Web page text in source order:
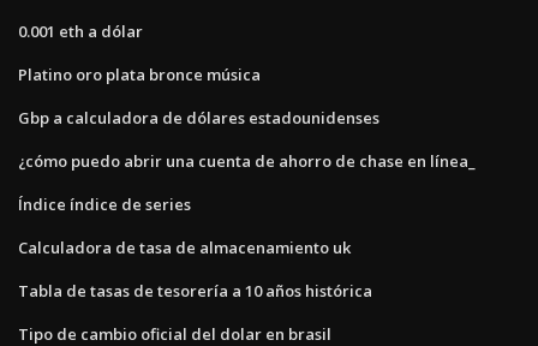
0.001 eth a dólar
Platino oro plata bronce música
Gbp a calculadora de dólares estadounidenses
¿cómo puedo abrir una cuenta de ahorro de chase en línea_
Índice índice de series
Calculadora de tasa de almacenamiento uk
Tabla de tasas de tesorería a 10 años histórica
Tipo de cambio oficial del dolar en brasil